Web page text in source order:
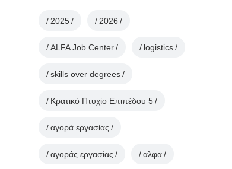
2025 2026
ALFA Job Center logistics
skills over degrees
Κρατικό Πτυχίο Επιπέδου 5
αγορά εργασίας
αγοράς εργασίας αλφα